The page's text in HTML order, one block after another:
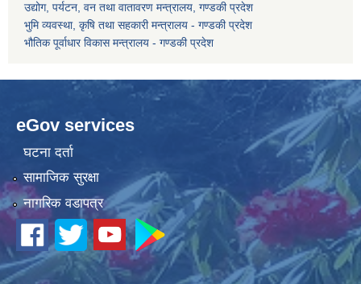
उद्योग, पर्यटन, वन तथा वातावरण मन्त्रालय, गण्डकी प्रदेश
भुमि व्यवस्था, कृषि तथा सहकारी मन्त्रालय - गण्डकी प्रदेश
भौतिक पूर्वाधार विकास मन्त्रालय - गण्डकी प्रदेश
eGov services
घटना दर्ता
सामाजिक सुरक्षा
नागरिक वडापत्र